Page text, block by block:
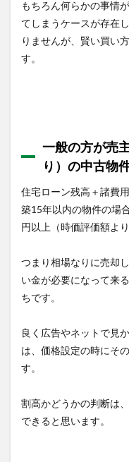
もちろん何らかの事情
てしまうケースが存在
りませんが、賢い買い
す。
一般の方が売
り）の中古物
住宅ローン残高＋諸費
築15年以内の物件の場
円以上（時価評価額よ
つまり相場なりに売却
い金が必要になって来
ちです。
良く広告やネットで見
は、価格設定の時にそ
す。
割高かどうかの判断は
できると思います。